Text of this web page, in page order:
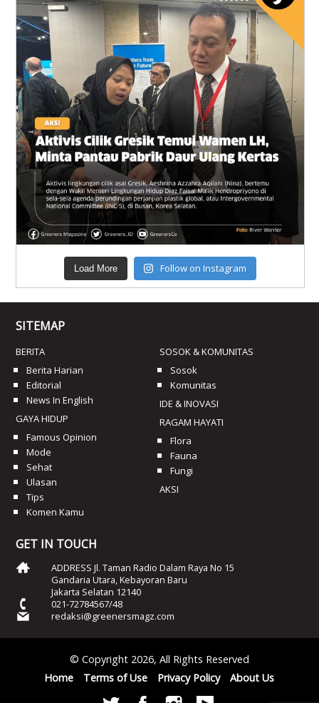
Load More Follow on Instagram
SITEMAP
BERITA
Berita Harian
Editorial
News In English
GAYA HIDUP
Famous Opinion
Mode
Sehat
Ulasan
Tips
Komen Kamu
SOSOK & KOMUNITAS
Sosok
Komunitas
IDE & INOVASI
RAGAM HAYATI
Flora
Fauna
Fungi
AKSI
GET IN TOUCH
ADDRESS Jl. Taman Radio Dalam Raya No 15
Gandaria Utara, Kebayoran Baru
Jakarta Selatan 12140
021-72784567/48
redaksi@greenersmagz.com
© Copyright 2026, All Rights Reserved
Home
Terms of Use Privacy Policy About Us